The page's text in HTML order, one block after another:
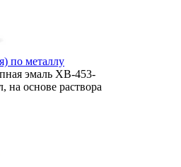
по металлу
эмаль ХВ-453-
на основе раствора